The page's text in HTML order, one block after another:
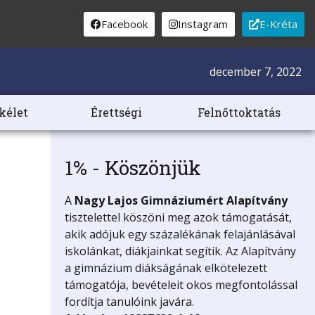
Facebook Instagram E-Kréta
december 7, 2022
Érettségi Felnőttoktatás
1% - Köszönjük
A Nagy Lajos Gimnáziumért Alapítvány
tisztelettel köszöni meg azok támogatását,
akik adójuk egy százalékának felajánlásával
iskolánkat, diákjainkat segítik. Az Alapítvány
a gimnázium diákságának elkötelezett
támogatója, bevételeit okos megfontolással
fordítja tanulóink javára.